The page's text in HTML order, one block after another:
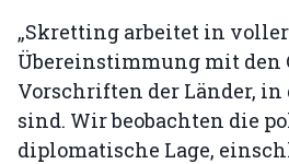
„Skretting arbeitet in voller
Übereinstimmung mit den
Vorschriften der Länder,
sind. Wir beobachten die
diplomatische Lage,